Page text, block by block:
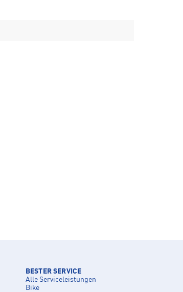
BESTER SERVICE
Alle Serviceleistungen
Bike